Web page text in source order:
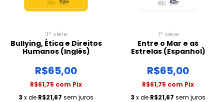
3ª série
Bullying, Ética e Direitos
Humanos (Inglês)
R$65,00
R$61,75 com Pix
3 x de R$21,67 sem juros
1ª série
Entre o Mar e as
Estrelas (Espanhol)
R$65,00
R$61,75 com Pix
3 x de R$21,67 sem juros